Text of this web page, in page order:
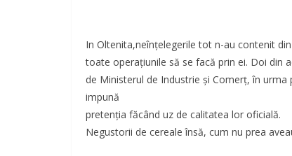
In Oltenita,neînţelegerile tot n-au contenit
toate operaţiunile să se facă prin ei. Doi din
de Ministerul de Industrie şi Comerţ, în
impună
pretenţia făcând uz de calitatea lor oficială.
Negustorii de cereale însă, cum nu prea